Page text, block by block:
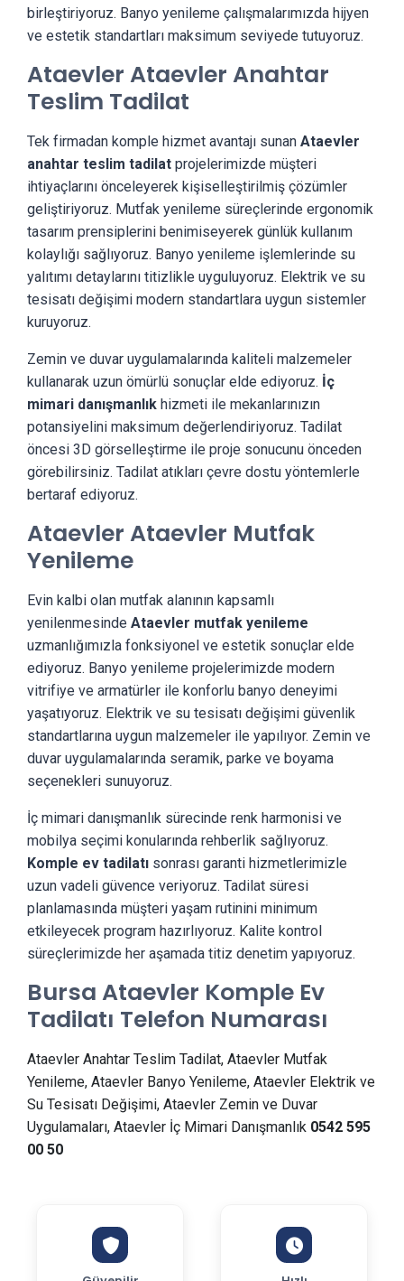
birleştiriyoruz. Banyo yenileme çalışmalarımızda hijyen
ve estetik standartları maksimum seviyede tutuyoruz.
Ataevler Ataevler Anahtar
Teslim Tadilat
Tek firmadan komple hizmet avantajı sunan Ataevler
anahtar teslim tadilat projelerimizde müşteri
ihtiyaçlarını önceleyerek kişiselleştirilmiş çözümler
geliştiriyoruz. Mutfak yenileme süreçlerinde ergonomik
tasarım prensiplerini benimiseyerek günlük kullanım
kolaylığı sağlıyoruz. Banyo yenileme işlemlerinde su
yalıtımı detaylarını titizlikle uyguluyoruz. Elektrik ve su
tesisatı değişimi modern standartlara uygun sistemler
kuruyoruz.
Zemin ve duvar uygulamalarında kaliteli malzemeler
kullanarak uzun ömürlü sonuçlar elde ediyoruz. İç
mimari danışmanlık hizmeti ile mekanlarınızın
potansiyelini maksimum değerlendiriyoruz. Tadilat
öncesi 3D görselleştirme ile proje sonucunu önceden
görebilirsiniz. Tadilat atıkları çevre dostu yöntemlerle
bertaraf ediyoruz.
Ataevler Ataevler Mutfak
Yenileme
Evin kalbi olan mutfak alanının kapsamlı
yenilenmesinde Ataevler mutfak yenileme
uzmanlığımızla fonksiyonel ve estetik sonuçlar elde
ediyoruz. Banyo yenileme projelerimizde modern
vitrifiye ve armatürler ile konforlu banyo deneyimi
yaşatıyoruz. Elektrik ve su tesisatı değişimi güvenlik
standartlarına uygun malzemeler ile yapılıyor. Zemin ve
duvar uygulamalarında seramik, parke ve boyama
seçenekleri sunuyoruz.
İç mimari danışmanlık sürecinde renk harmonisi ve
mobilya seçimi konularında rehberlik sağlıyoruz.
Komple ev tadilatı sonrası garanti hizmetlerimizle
uzun vadeli güvence veriyoruz. Tadilat süresi
planlamasında müşteri yaşam rutinini minimum
etkileyecek program hazırlıyoruz. Kalite kontrol
süreçlerimizde her aşamada titiz denetim yapıyoruz.
Bursa Ataevler Komple Ev
Tadilatı Telefon Numarası
Ataevler Anahtar Teslim Tadilat, Ataevler Mutfak
Yenileme, Ataevler Banyo Yenileme, Ataevler Elektrik ve
Su Tesisatı Değişimi, Ataevler Zemin ve Duvar
Uygulamaları, Ataevler İç Mimari Danışmanlık 0542 595
00 50